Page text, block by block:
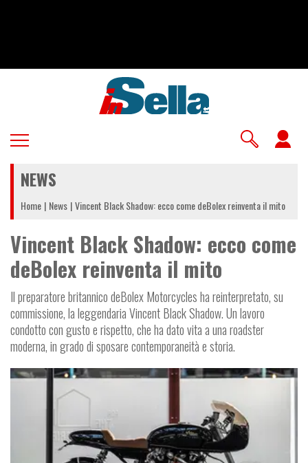
NEWS
Home News Vincent Black Shadow: ecco come deBolex reinventa il mito
Vincent Black Shadow: ecco come
deBolex reinventa il mito
Il preparatore britannico deBolex Motorcycles ha reinterpretato, su
commissione, la leggendaria Vincent Black Shadow. Un lavoro
condotto con gusto e rispetto, che ha dato vita a una roadster
moderna, in grado di sposare contemporaneità e storia.